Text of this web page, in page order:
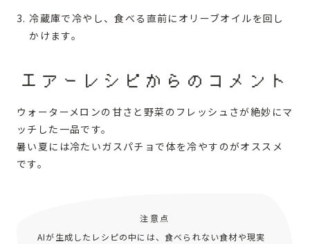
冷蔵庫で冷やし、食べる直前にオリーブオイルを回し
かけます。
エアーレシピからのコメント
ウォーターメロンの甘さと野菜のフレッシュさが絶妙にマ
ッチした一品です。
暑い夏には冷たいガスパチョで体を冷やすのがオススメ
です。
注意点
AIが生成したレシピの中には、食べられない食材や現実